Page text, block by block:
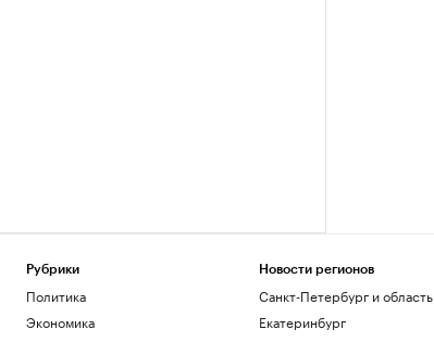
Рубрики
Политика
Экономика
Новости регионов
Санкт-Петербург и область
Екатеринбург